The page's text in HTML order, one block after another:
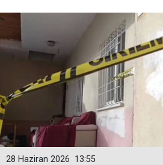
13:55
28 Haziran 2026